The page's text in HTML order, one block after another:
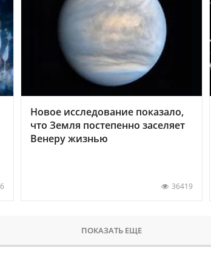
Новое исследование показало,
что Земля постепенно заселяет
Венеру жизнью
36419
ПОКАЗАТЬ ЕЩЕ